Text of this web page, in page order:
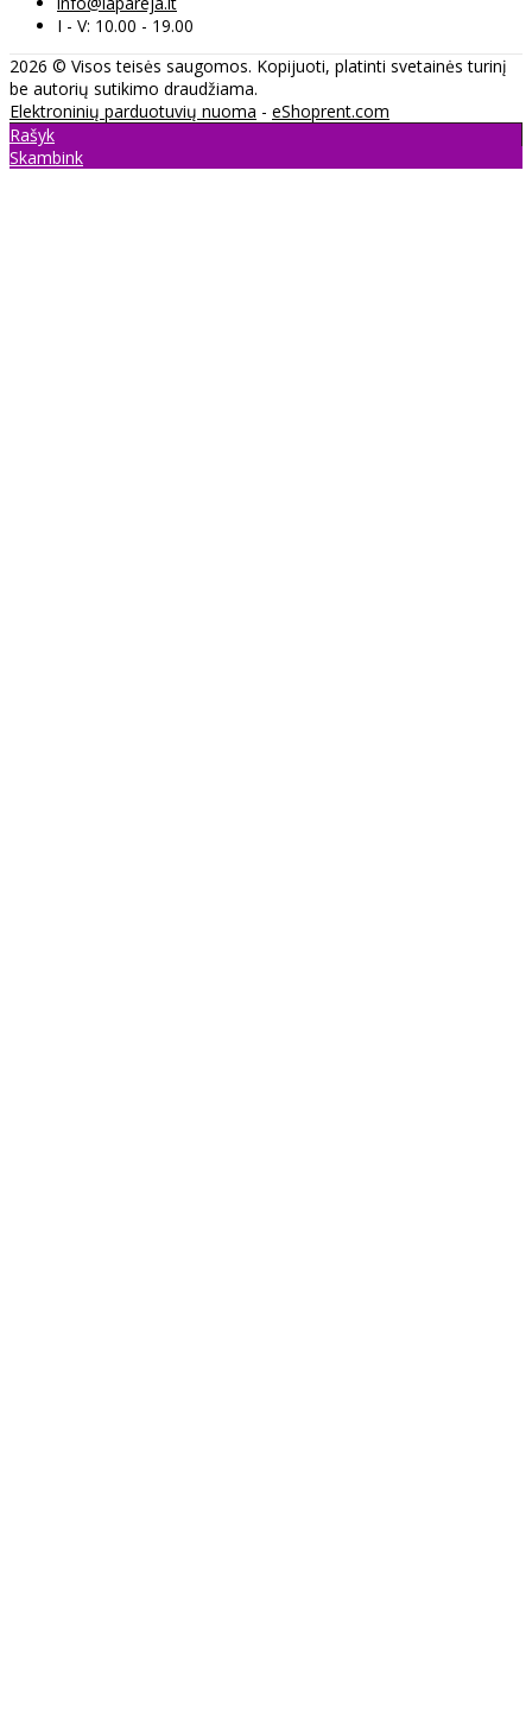
I - V: 10.00 - 19.00
2026 © Visos teisės saugomos. Kopijuoti, platinti svetainės turinį
be autorių sutikimo draudžiama.
Elektroninių parduotuvių nuoma - eShoprent.com
Rašyk
Skambink